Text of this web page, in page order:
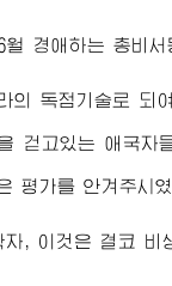
월 경애하는 총비서
의 독점기술로 되
걷고있는 애국자
평가를 안겨주시였
자, 이것은 결코